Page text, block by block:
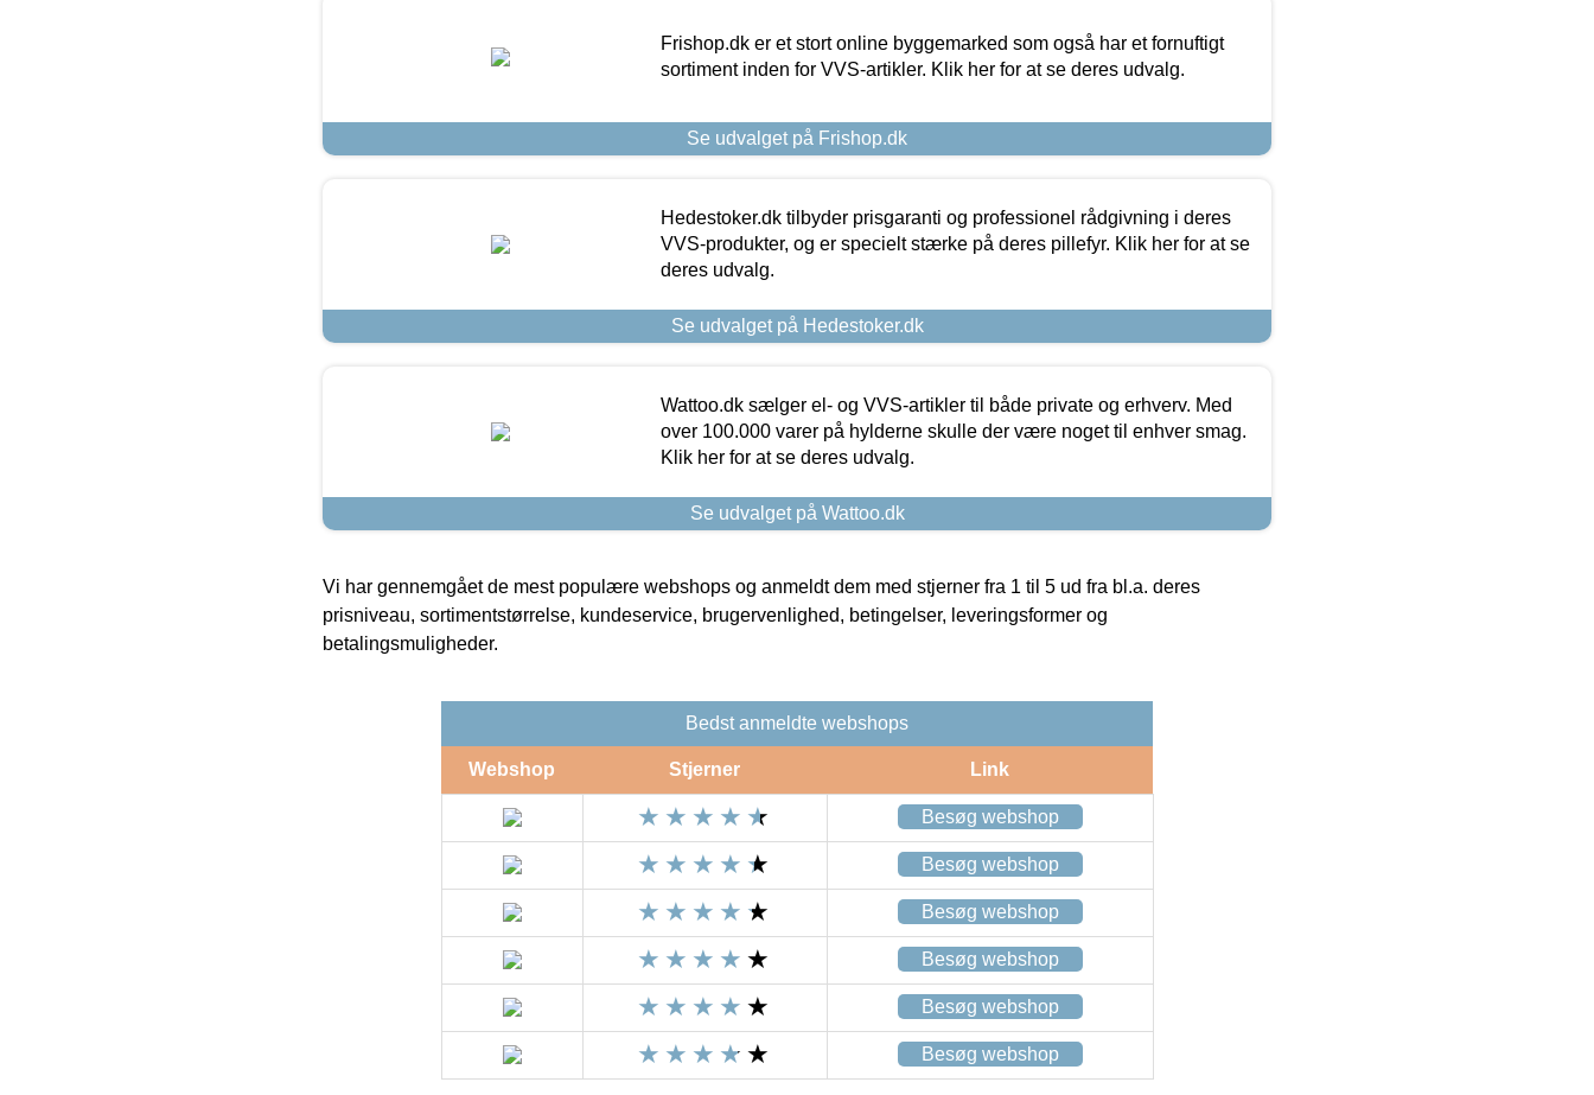
Frishop.dk er et stort online byggemarked som også har et fornuftigt
sortiment inden for VVS-artikler. Klik her for at se deres udvalg.
Se udvalget på Frishop.dk
Hedestoker.dk tilbyder prisgaranti og professionel rådgivning i deres
VVS-produkter, og er specielt stærke på deres pillefyr. Klik her for at se
deres udvalg.
Se udvalget på Hedestoker.dk
Wattoo.dk sælger el- og VVS-artikler til både private og erhverv. Med
over 100.000 varer på hylderne skulle der være noget til enhver smag.
Klik her for at se deres udvalg.
Se udvalget på Wattoo.dk
Vi har gennemgået de mest populære webshops og anmeldt dem med stjerner fra 1 til 5 ud fra bl.a. deres
prisniveau, sortimentstørrelse, kundeservice, brugervenlighed, betingelser, leveringsformer og
betalingsmuligheder.
Bedst anmeldte webshops
Webshop Stjerner Link
Besøg webshop
Besøg webshop
Besøg webshop
Besøg webshop
Besøg webshop
Besøg webshop